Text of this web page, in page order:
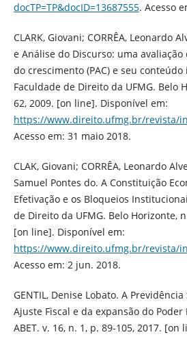
docTP=TP&docID=13687555. Acesso
CLARK, Giovani; CORRÊA, Leonardo
e Análise do Discurso: uma
do crescimento (PAC) e seu conteúdo
Faculdade de Direito da UFMG. Belo
62, 2009. [on line]. Disponível em:
https://www.direito.ufmg.br/revista/
Acesso em: 31 maio 2018.
CLAK, Giovani; CORRÊA, Leonardo
Samuel Pontes do. A Constituição
Efetivação e os Bloqueios
de Direito da UFMG. Belo Horizonte,
[on line]. Disponível em:
https://www.direito.ufmg.br/revista/
Acesso em: 2 jun. 2018.
GENTIL, Denise Lobato. A Previdência
Ajuste Fiscal e da expansão do
ABET. v. 16, n. 1, p. 89-105, 2017.